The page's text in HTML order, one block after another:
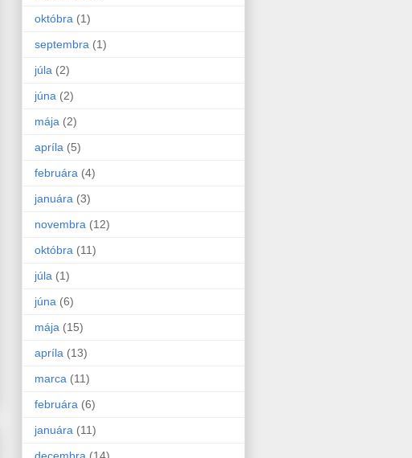
októbra (1)
septembra (1)
júla (2)
júna (2)
mája (2)
apríla (5)
februára (4)
januára (3)
novembra (12)
októbra (11)
júla (1)
júna (6)
mája (15)
apríla (13)
marca (11)
februára (6)
januára (11)
decembra (14)